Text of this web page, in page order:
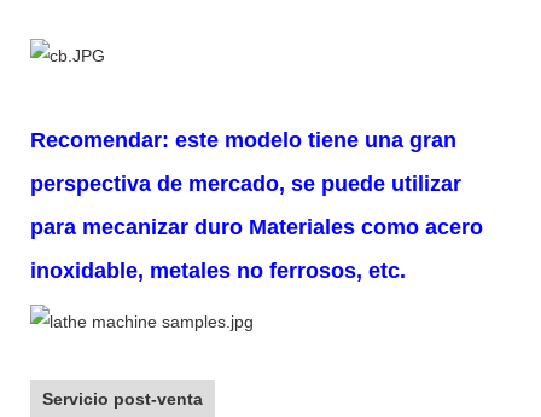
Recomendar: este modelo tiene una gran
perspectiva de mercado, se puede utilizar
para mecanizar duro Materiales como acero
inoxidable, metales no ferrosos, etc.
Servicio post-venta